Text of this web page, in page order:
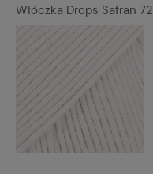
Włóczka Drops Safran 72